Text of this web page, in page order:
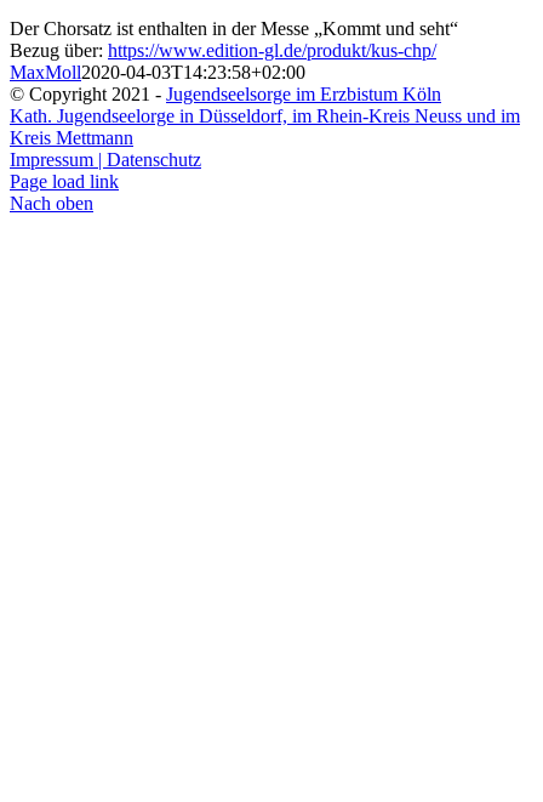
Der Chorsatz ist enthalten in der Messe „Kommt und seht“
Bezug über: https://www.edition-gl.de/produkt/kus-chp/
MaxMoll2020-04-03T14:23:58+02:00
© Copyright 2021 - Jugendseelsorge im Erzbistum Köln
Kath. Jugendseelorge in Düsseldorf, im Rhein-Kreis Neuss und im
Kreis Mettmann
Impressum | Datenschutz
Page load link
Nach oben